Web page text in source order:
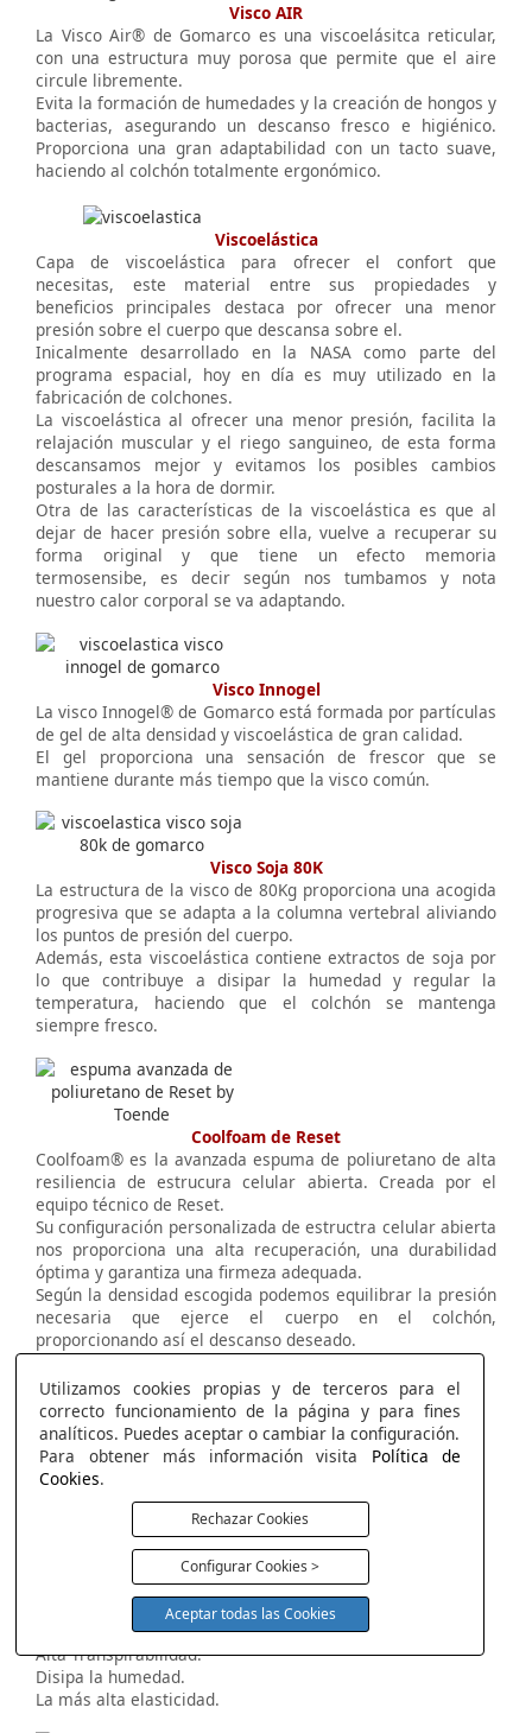
Visco AIR
La Visco Air® de Gomarco es una viscoelásitca reticular,
con una estructura muy porosa que permite que el aire
circule libremente.
Evita la formación de humedades y la creación de hongos y
bacterias, asegurando un descanso fresco e higiénico.
Proporciona una gran adaptabilidad con un tacto suave,
haciendo al colchón totalmente ergonómico.
Viscoelástica
Capa de viscoelástica para ofrecer el confort que
necesitas, este material entre sus propiedades y
beneficios principales destaca por ofrecer una menor
presión sobre el cuerpo que descansa sobre el.
Inicalmente desarrollado en la NASA como parte del
programa espacial, hoy en día es muy utilizado en la
fabricación de colchones.
La viscoelástica al ofrecer una menor presión, facilita la
relajación muscular y el riego sanguineo, de esta forma
descansamos mejor y evitamos los posibles cambios
posturales a la hora de dormir.
Otra de las características de la viscoelástica es que al
dejar de hacer presión sobre ella, vuelve a recuperar su
forma original y que tiene un efecto memoria
termosensibe, es decir según nos tumbamos y nota
nuestro calor corporal se va adaptando.
Visco Innogel
La visco Innogel® de Gomarco está formada por partículas
de gel de alta densidad y viscoelástica de gran calidad.
El gel proporciona una sensación de frescor que se
mantiene durante más tiempo que la visco común.
Visco Soja 80K
La estructura de la visco de 80Kg proporciona una acogida
progresiva que se adapta a la columna vertebral aliviando
los puntos de presión del cuerpo.
Además, esta viscoelástica contiene extractos de soja por
lo que contribuye a disipar la humedad y regular la
temperatura, haciendo que el colchón se mantenga
siempre fresco.
Coolfoam de Reset
Coolfoam® es la avanzada espuma de poliuretano de alta
resiliencia de estrucura celular abierta. Creada por el
equipo técnico de Reset.
Su configuración personalizada de estructra celular abierta
nos proporciona una alta recuperación, una durabilidad
óptima y garantiza una firmeza adequada.
Según la densidad escogida podemos equilibrar la presión
necesaria que ejerce el cuerpo en el colchón,
proporcionando así el descanso deseado.
Alta transpirabilidad.
Gran elasticidad.
Alta resiliencia.
Estabilidad.
Visco Reset Air
Máxima Frescura con la más alta elasticidad.
Máximo termo regulador.
Máxima frescura.
Alta Transpirabilidad.
Disipa la humedad.
La más alta elasticidad.
Utilizamos cookies propias y de terceros para el
correcto funcionamiento de la página y para fines
analíticos. Puedes aceptar o cambiar la configuración.
Para obtener más información visita Política de
Cookies.
Rechazar Cookies
Configurar Cookies >
Aceptar todas las Cookies